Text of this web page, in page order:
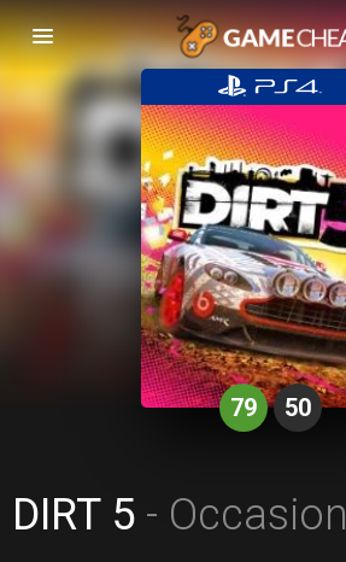
Basculer
la
navigation
79 50
DIRT 5 - Occasion